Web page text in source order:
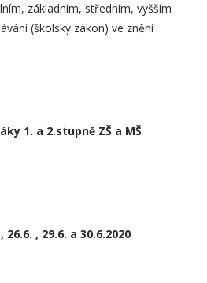
základním, středním, vyšším
(školský zákon) ve znění
1. a 2.stupně ZŠ a MŠ
26.6. , 29.6. a 30.6.2020